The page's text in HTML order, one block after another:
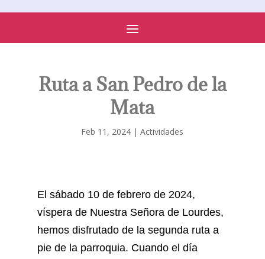
Ruta a San Pedro de la
Mata
Feb 11, 2024 |Actividades
El sábado 10 de febrero de 2024,
víspera de Nuestra Señora de Lourdes,
hemos disfrutado de la segunda ruta a
pie de la parroquia. Cuando el día